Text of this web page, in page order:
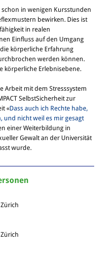
in wenigen Kursstunden
bewirken. Dies ist
in realen
Einfluss auf den Umgang
körperliche Erfahrung
werden können.
körperliche Erlebnisebene.
mit dem Stresssystem
SelbstSicherheit zur
«Dass auch ich Rechte habe,
und nicht weil es mir gesagt
einer Weiterbildung in
Gewalt an der Universität
wurde.